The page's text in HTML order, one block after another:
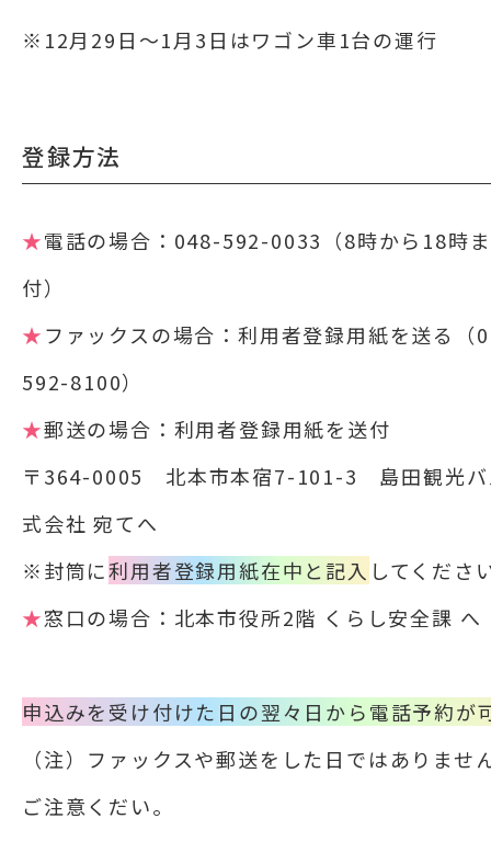
※12月29日～1月3日はワゴン車1台の運行
登録方法
★電話の場合：048-592-0033（8時から18時
付）
★ファックスの場合：利用者登録用紙を送る（
592-8100）
★郵送の場合：利用者登録用紙を送付
〒364-0005 北本市本宿7-101-3 島田観光バ
式会社 宛てへ
※封筒に利用者登録用紙在中と記入 してくださ
★窓口の場合：北本市役所2階 くらし安全課 へ
申込みを受け付けた日の翌々日から電話予約が
（注）ファックスや郵送をした日ではありませ
ご注意くだい。